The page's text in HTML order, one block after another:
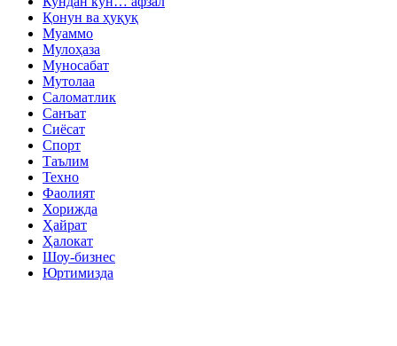
Қонун ва ҳуқуқ
Муаммо
Мулоҳаза
Муносабат
Мутолаа
Саломатлик
Санъат
Сиёсат
Спорт
Таълим
Техно
Фаолият
Хорижда
Ҳайрат
Ҳалокат
Шоу-бизнес
Юртимизда